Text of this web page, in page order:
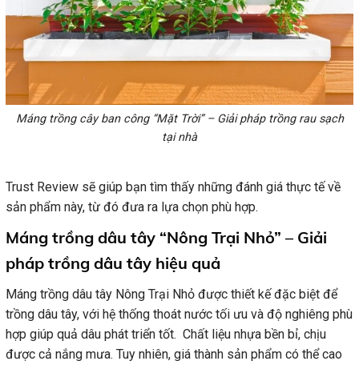
Máng trồng cây ban công “Mặt Trời” – Giải pháp trồng rau sạch
tại nhà
Trust Review sẽ giúp bạn tìm thấy những đánh giá thực tế về
sản phẩm này, từ đó đưa ra lựa chọn phù hợp.
Máng trồng dâu tây “Nông Trại Nhỏ” – Giải
pháp trồng dâu tây hiệu quả
Máng trồng dâu tây Nông Trại Nhỏ được thiết kế đặc biệt để
trồng dâu tây, với hệ thống thoát nước tối ưu và độ nghiêng phù
hợp giúp quả dâu phát triển tốt. Chất liệu nhựa bền bỉ, chịu
được cả nắng mưa. Tuy nhiên, giá thành sản phẩm có thể cao